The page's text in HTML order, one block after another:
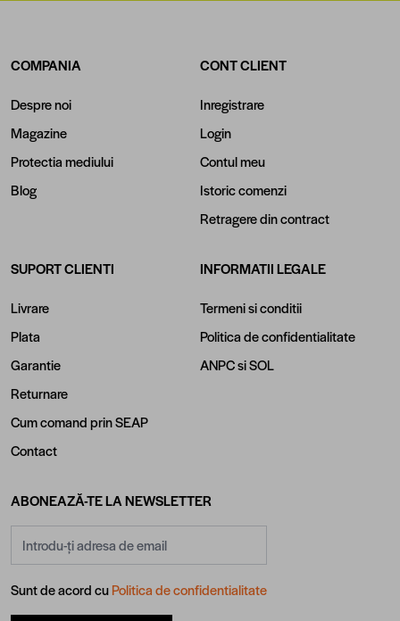
COMPANIA
Despre noi
Magazine
Protectia mediului
Blog
CONT CLIENT
Inregistrare
Login
Contul meu
Istoric comenzi
Retragere din contract
SUPORT CLIENTI
Livrare
Plata
Garantie
Returnare
Cum comand prin SEAP
Contact
INFORMATII LEGALE
Termeni si conditii
Politica de confidentialitate
ANPCsiSOL
ABONEAZĂ-TE LA NEWSLETTER
Sunt de acord cuPolitica de confidentialitate